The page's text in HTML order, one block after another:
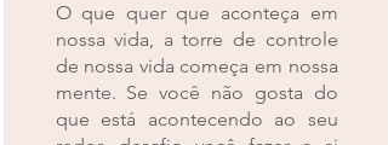
O que quer que aconteça em
nossa vida, a torre de controle
de nossa vida começa em nossa
mente. Se você não gosta do
que está acontecendo ao seu